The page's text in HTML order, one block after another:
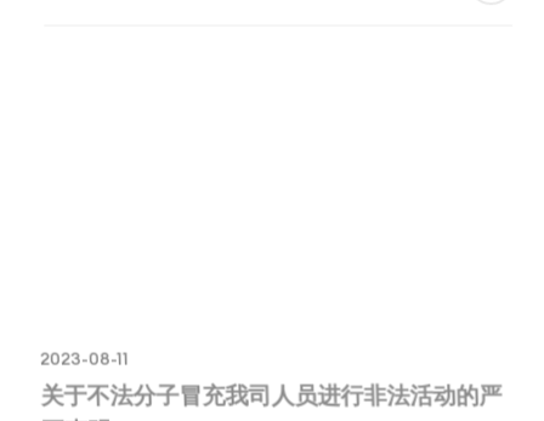
2023-08-11
关于不法分子冒充我司人员进行非法活动的严